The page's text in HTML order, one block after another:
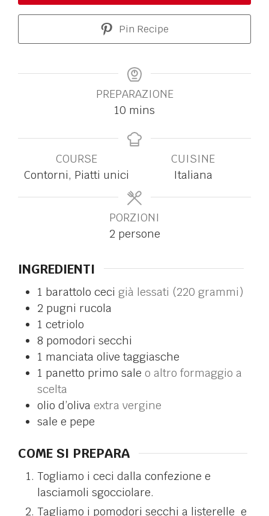
Pin Recipe
PREPARAZIONE
10 mins
COURSE
Contorni, Piatti unici
CUISINE
Italiana
PORZIONI
2 persone
INGREDIENTI
1 barattolo ceci già lessati (220 grammi)
2 pugni rucola
1 cetriolo
8 pomodori secchi
1 manciata olive taggiasche
1 panetto primo sale o altro formaggio a
scelta
olio d’oliva extra vergine
sale e pepe
COME SI PREPARA
Togliamo i ceci dalla confezione e
lasciamoli sgocciolare.
Tagliamo i pomodori secchi a listerelle e